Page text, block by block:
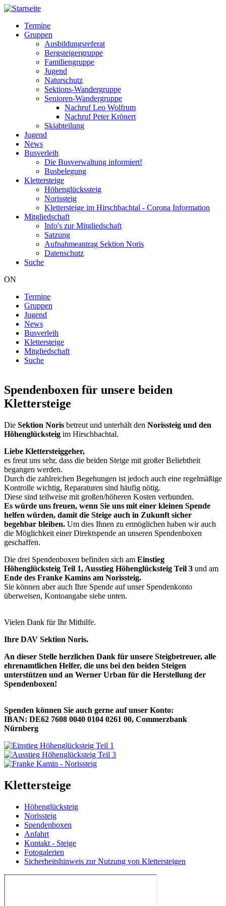
Direkt
Inhalt
Hauptnavigation
Termine
Gruppen
Ausbildungsreferat
Bergsteigergruppe
Familiengruppe
Jugend
Naturschutz
Sektions-Wandergruppe
Senioren-Wandergruppe
Nachruf Leo Wolfrum
Nachruf Peter Krönert
Skiabteilung
Jugend
News
Busverleih
Die Busverwaltung informiert!
Busbelegung
Klettersteige
Höhenglückssteig
Norissteig
Klettersteige im Hirschbachtal - Corona Information
Mitgliedschaft
Info's zur Mitgliedschaft
Satzung
Aufnahmeantrag Sektion Noris
Datenschutz
Suche
ON
Hauptnavigation
Termine
Gruppen
Jugend
News
Busverleih
Klettersteige
Mitgliedschaft
Suche
Spendenboxen für unsere beiden
Klettersteige
Die Sektion Noris betreut und unterhält den Norissteig und den
Höhenglücksteig im Hirschbachtal.
Liebe Klettersteiggeher,
es freut uns sehr, dass die beiden Steige mit großer Beliebtheit
begangen werden.
Durch die zahlreichen Begehungen ist jedoch auch eine regelmäßige
Kontrolle wichtig, Reparaturen sind häufig nötig.
Diese sind teilweise mit großen/höheren Kosten verbunden.
Es würde uns freuen, wenn Sie uns mit einer kleinen Spende
helfen würden, damit die Steige auch in Zukunft sicher
begehbar bleiben. Um dies Ihnen zu ermöglichen haben wir auch
die Möglichkeit einer Direktspende an unseren Spendenboxen
geschaffen.
Die drei Spendenboxen befinden sich am Einstieg
Höhenglücksteig Teil 1, Ausstieg Höhenglücksteig Teil 3 und am
Ende des Franke Kamins am Norissteig.
Sie können aber auch Ihre Spende auf unser Spendenkonto
überweisen, Kontoangabe siehe unten.
Vielen Dank für Ihr Mithilfe.
Ihre DAV Sektion Noris.
An dieser Stelle herzlichen Dank für unsere Steigbetreuer, alle
ehrenamtlichen Helfer, die uns bei den beiden Steigen
unterstützen und an Werner Urban für die Herstellung der
Spendenboxen!
Spenden können Sie auch gerne auf unser Konto:
IBAN: DE62 7608 0040 0104 0261 00, Commerzbank
Nürnberg
Klettersteige
Höhenglücksteig
Norissteig
Spendenboxen
Anfahrt
Kontakt - Steige
Fotogalerien
Sicherheitshinweis zur Nutzung von Klettersteigen